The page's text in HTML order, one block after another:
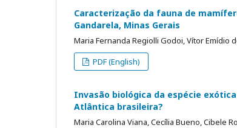
Caracterização da fauna de
Gandarela, Minas Gerais
Maria Fernanda Regiolli Godoi, Vítor Emídio
PDF (English)
Invasão biológica da espécie
Atlântica brasileira?
Maria Carolina Viana, Cecília Bueno, Cibele